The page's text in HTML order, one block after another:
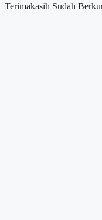
Terimakasih Sudah